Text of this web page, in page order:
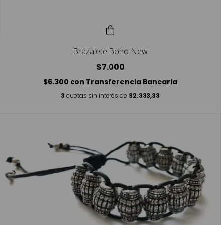
Brazalete Boho New
$7.000
$6.300 con Transferencia Bancaria
3 cuotas sin interés de $2.333,33